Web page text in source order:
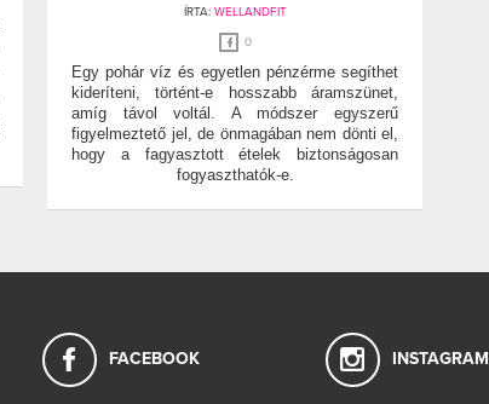
ÍRTA: WELLANDFIT
0
Egy pohár víz és egyetlen pénzérme segíthet
kideríteni, történt-e hosszabb áramszünet,
amíg távol voltál. A módszer egyszerű
figyelmeztető jel, de önmagában nem dönti el,
hogy a fagyasztott ételek biztonságosan
fogyaszthatók-e.
FACEBOOK INSTAGRAM